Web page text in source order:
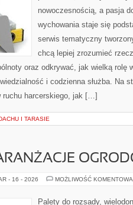
nowoczesnością, a pasja
wychowania staje się
serwis tematyczny
chcą lepiej zrozumieć
oraz odkrywać, jak wielką rolę
i codzienna służba. Na
ruchu harcerskiego, jak […]
I TARASIE
- 16 - 2026 MOŻLIWOŚĆ
Palety do rozsady,